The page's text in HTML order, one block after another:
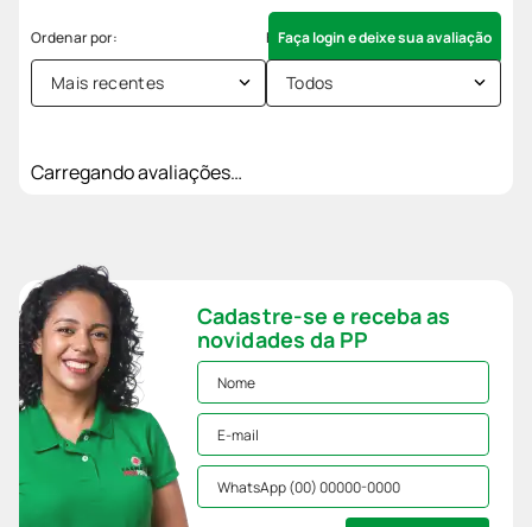
Faça login e deixe sua avaliação
Mais recentes Todos
Carregando avaliações…
Cadastre-se e receba as
novidades da PP